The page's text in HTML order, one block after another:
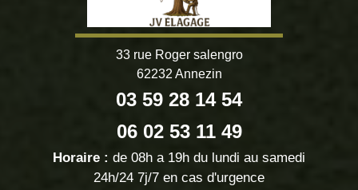
33 rue Roger salengro
62232 Annezin
03 59 28 14 54
06 02 53 11 49
Horaire : de 08h a 19h du lundi au samedi
24h/24 7j/7 en cas d'urgence